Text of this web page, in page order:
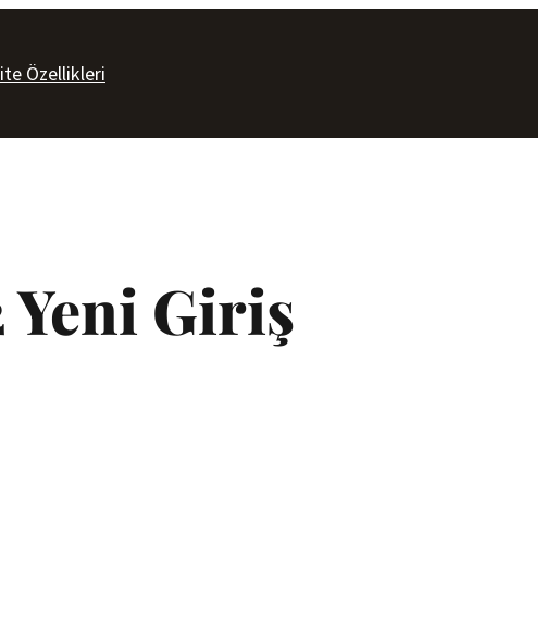
Özellikleri
Yeni Giriş